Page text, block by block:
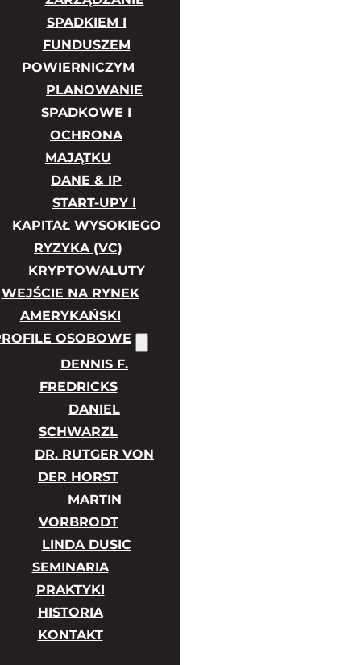
SPADKIEM I
FUNDUSZEM
POWIERNICZYM
PLANOWANIE
SPADKOWE I
OCHRONA
MAJĄTKU
DANE & IP
START-UPY I
KAPITAŁ WYSOKIEGO
RYZYKA (VC)
KRYPTOWALUTY
WEJŚCIE NA RYNEK
AMERYKAŃSKI
OSOBOWE
DENNIS F.
FREDRICKS
DANIEL
SCHWARZL
DR. RUTGER VON
DER HORST
MARTIN
VORBRODT
LINDA DUSIC
SEMINARIA
PRAKTYKI
HISTORIA
KONTAKT